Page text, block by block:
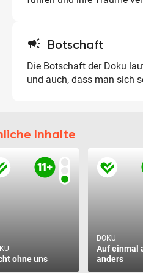
campaign Botschaft
Die Botschaft der Doku
und auch, dass man sich
Inhalte
ohne uns
DOKU
Auf einmal
anders